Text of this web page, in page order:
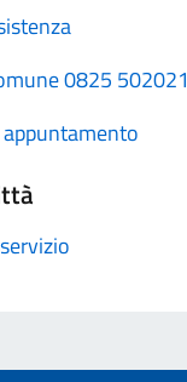
0825 502021